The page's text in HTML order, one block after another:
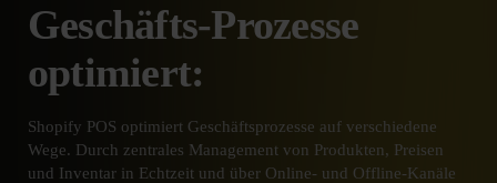
Geschäfts-Prozesse
optimiert:
Shopify POS optimiert Geschäftsprozesse auf verschiedene
Wege. Durch zentrales Management von Produkten, Preisen
und Inventar in Echtzeit und über Online- und Offline-Kanäle